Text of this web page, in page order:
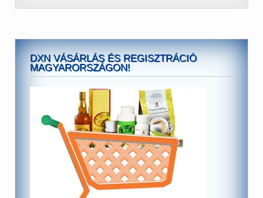
DXN VÁSÁRLÁS ÉS REGISZTRÁCIÓ
MAGYARORSZÁGON!